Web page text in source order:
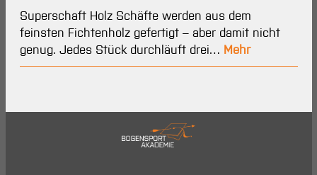
Superschaft Holz Schäfte werden aus dem
feinsten Fichtenholz gefertigt – aber damit nicht
genug. Jedes Stück durchläuft drei… Mehr